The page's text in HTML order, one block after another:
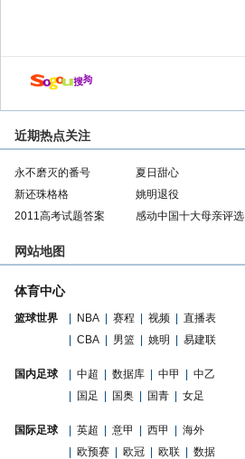
近期热点关注
永不磨灭的番号 夏日甜心
新还珠格格
姚明退役
2011高考试题答案
感动中国十大母亲评选
网站地图
体育中心
篮球世界 NBA 赛程 视频
直播表
CBA 男篮 姚明 易建联
国内足球 中超 数据库 中甲
中乙
国足 国奥 国青 女足
国际足球 英超 意甲 西甲
海外
欧预赛 欧冠 欧联 数据